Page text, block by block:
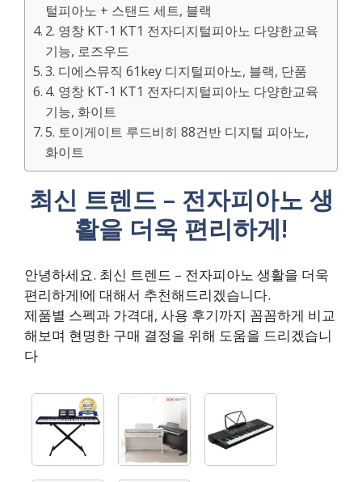
털피아노 + 스탠드 세트, 블랙
2. 영창 KT-1 KT1 전자디지털피아노 다양한교육
기능, 로즈우드
3. 디에스뮤직 61key 디지털피아노, 블랙, 단품
4. 영창 KT-1 KT1 전자디지털피아노 다양한교육
기능, 화이트
5. 토이게이트 루드비히 88건반 디지털 피아노,
화이트
최신 트렌드 – 전자피아노 생
활을 더욱 편리하게!
안녕하세요. 최신 트렌드 – 전자피아노 생활을 더욱
편리하게!에 대해서 추천해드리겠습니다.
제품별 스펙과 가격대, 사용 후기까지 꼼꼼하게 비교
해보며 현명한 구매 결정을 위해 도움을 드리겠습니
다